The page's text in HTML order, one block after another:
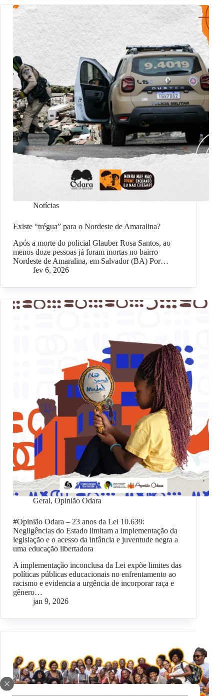
Notícias
Existe “trégua” para o Nordeste de Amaralina?
Após a morte do policial Glauber Rosa Santos, ao
menos doze pessoas já foram mortas no bairro
Nordeste de Amaralina, em Salvador (BA) Por…
fev 6, 2026
Geral, Opinião Odara
#Opinião Odara – 23 anos da Lei 10.639:
Negligências do Estado limitam a implementação da
legislação e o acesso da infância e juventude negra a
uma educação libertadora
A implementação inconclusa da Lei expõe limites das
políticas públicas educacionais no enfrentamento ao
racismo e evidencia a urgência de incorporar raça e
gênero…
jan 9, 2026